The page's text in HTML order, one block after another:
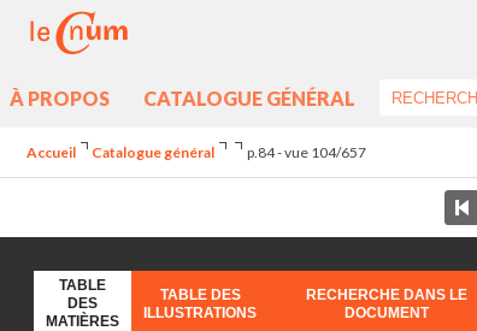
À PROPOS CATALOGUE GÉNÉRAL
Accueil Catalogue général p.84 - vue 104/657
TABLE
DES
MATIÈRES
TABLE DES
ILLUSTRATIONS
RECHERCHE DANS LE
DOCUMENT